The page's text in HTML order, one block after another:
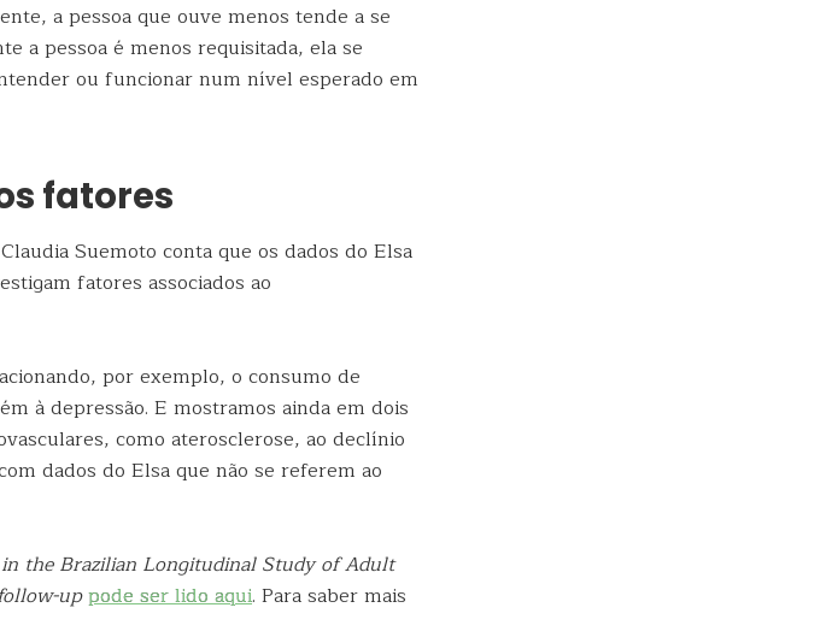
a pessoa que ouve menos tende a se
a pessoa é menos requisitada, ela se
ou funcionar num nível esperado em
fatores
Suemoto conta que os dados do Elsa
fatores associados ao
por exemplo, o consumo de
à depressão. E mostramos ainda em dois
como aterosclerose, ao declínio
dados do Elsa que não se referem ao
the Brazilian Longitudinal Study of Adult
uppode ser lido aqui. Para saber mais